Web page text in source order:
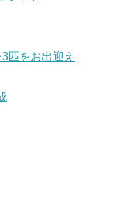
匹をお出迎え